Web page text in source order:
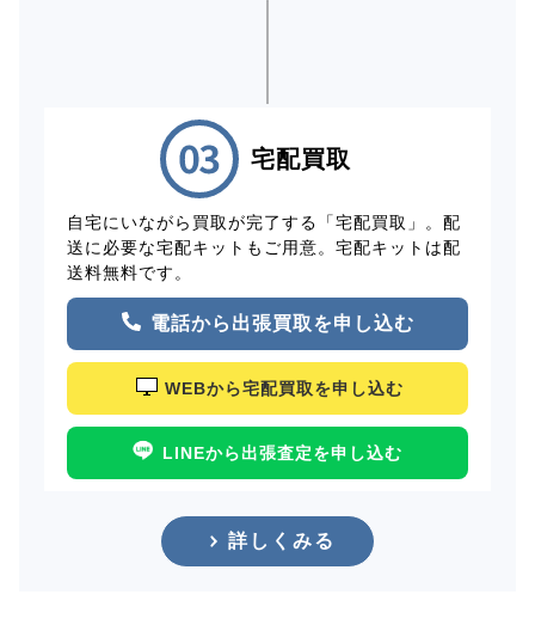
宅配買取
自宅にいながら買取が完了する「宅配買取」。配
送に必要な宅配キットもご用意。宅配キットは配
送料無料です。
電話から出張買取を申し込む
WEBから宅配買取を申し込む
LINEから出張査定を申し込む
詳しくみる